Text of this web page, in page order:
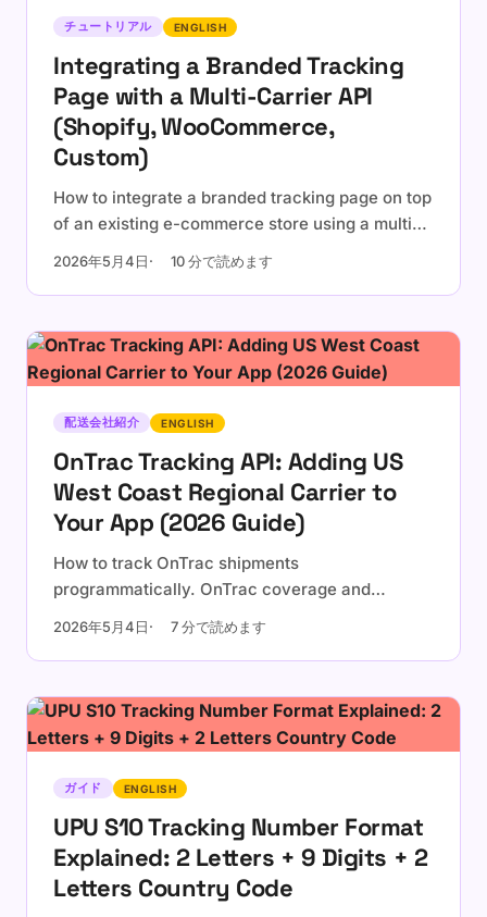
チュートリアル ENGLISH
Integrating a Branded Tracking
Page with a Multi-Carrier API
(Shopify, WooCommerce,
Custom)
How to integrate a branded tracking page on top
of an existing e-commerce store using a multi-
carrier tracking API. Embedded widget vs
dedicated page, platform-specific notes for
Shopify and WooCommerce, and a
personalization checklist.
2026年5月4日 10 分で読めます
配送会社紹介 ENGLISH
OnTrac Tracking API: Adding US
West Coast Regional Carrier to
Your App (2026 Guide)
How to track OnTrac shipments
programmatically. OnTrac coverage and
tracking number format, why it matters for
west-coast e-commerce, native API limitations,
and integration via a multi-carrier tracking API.
2026年5月4日 7 分で読めます
ガイド ENGLISH
UPU S10 Tracking Number Format
Explained: 2 Letters + 9 Digits + 2
Letters Country Code